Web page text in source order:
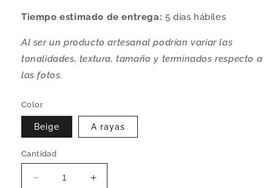
Tiempo estimado de entrega: 5 días hábiles
Al ser un producto artesanal podrían variar las
tonalidades, textura, tamaño y terminados respecto a
las fotos.
Color
Beige A rayas
Cantidad
Reducir
Aumentar